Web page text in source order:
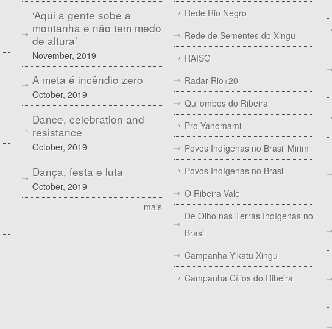
‘Aqui a gente sobe a
montanha e não tem medo
de altura’
November, 2019
A meta é incêndio zero
October, 2019
Dance, celebration and
resistance
October, 2019
Dança, festa e luta
October, 2019
mais
Rede Rio Negro
Rede de Sementes do Xingu
RAISG
Radar Rio+20
Quilombos do Ribeira
Pro-Yanomami
Povos Indígenas no Brasil Mirim
Povos Indígenas no Brasil
O Ribeira Vale
De Olho nas Terras Indígenas no
Brasil
Campanha Y'katu Xingu
Campanha Cílios do Ribeira